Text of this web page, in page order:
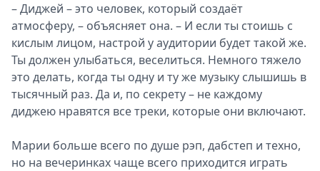
– Диджей – это человек, который создаёт
атмосферу, – объясняет она. – И если ты стоишь с
кислым лицом, настрой у аудитории будет такой же.
Ты должен улыбаться, веселиться. Немного тяжело
это делать, когда ты одну и ту же музыку слышишь в
тысячный раз. Да и, по секрету – не каждому
диджею нравятся все треки, которые они включают.
Марии больше всего по душе рэп, дабстеп и техно,
но на вечеринках чаще всего приходится играть